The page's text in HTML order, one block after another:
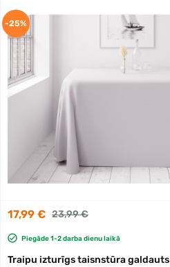
17,99 € 23,99 €
Piegāde 1-2 darba dienu laikā
Traipu izturīgs taisnstūra galdauts
-25%